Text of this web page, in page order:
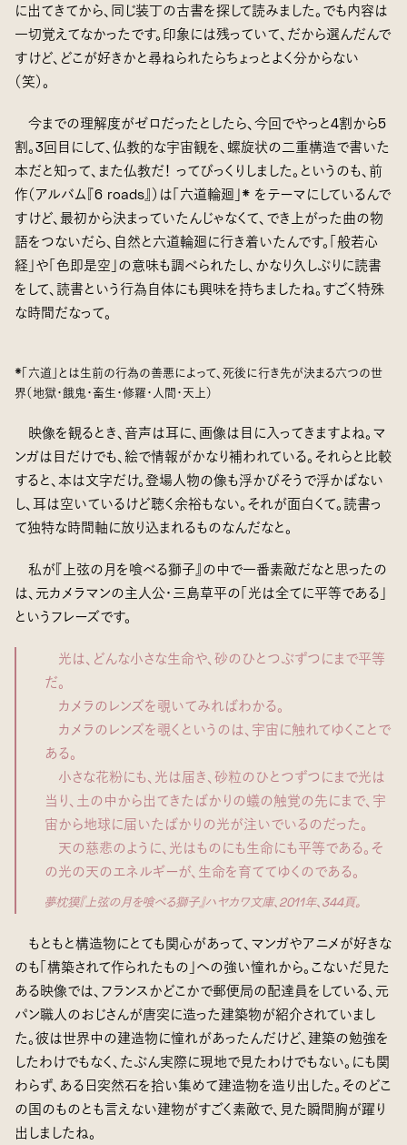
に出てきてから、同じ装丁の古書を探して読みました。でも内容は
一切覚えてなかったです。印象には残っていて、だから選んだんで
すけど、どこが好きかと尋ねられたらちょっとよく分からない
（笑）。
今までの理解度がゼロだったとしたら、今回でやっと4割から5
割。3回目にして、仏教的な宇宙観を、螺旋状の二重構造で書いた
本だと知って、また仏教だ！ ってびっくりしました。というのも、前
作（アルバム『6 roads』）は「六道輪廻」* をテーマにしているんで
すけど、最初から決まっていたんじゃなくて、でき上がった曲の物
語をつないだら、自然と六道輪廻に行き着いたんです。「般若心
経」や「色即是空」の意味も調べられたし、かなり久しぶりに読書
をして、読書という行為自体にも興味を持ちましたね。すごく特殊
な時間だなって。
*「六道」とは生前の行為の善悪によって、死後に行き先が決まる六つの世
界（地獄・餓鬼・畜生・修羅・人間・天上）
映像を観るとき、音声は耳に、画像は目に入ってきますよね。マ
ンガは目だけでも、絵で情報がかなり補われている。それらと比較
すると、本は文字だけ。登場人物の像も浮かびそうで浮かばない
し、耳は空いているけど聴く余裕もない。それが面白くて。読書っ
て独特な時間軸に放り込まれるものなんだなと。
私が『上弦の月を喰べる獅子』の中で一番素敵だなと思ったの
は、元カメラマンの主人公・三島草平の「光は全てに平等である」
というフレーズです。
光は、どんな小さな生命や、砂のひとつぶずつにまで平等
だ。
カメラのレンズを覗いてみればわかる。
カメラのレンズを覗くというのは、宇宙に触れてゆくことで
ある。
小さな花粉にも、光は届き、砂粒のひとつずつにまで光は
当り、土の中から出てきたばかりの蟻の触覚の先にまで、宇
宙から地球に届いたばかりの光が注いでいるのだった。
天の慈悲のように、光はものにも生命にも平等である。そ
の光の天のエネルギーが、生命を育ててゆくのである。
夢枕獏『上弦の月を喰べる獅子』ハヤカワ文庫、2011年、344頁。
もともと構造物にとても関心があって、マンガやアニメが好きな
のも「構築されて作られたもの」への強い憧れから。こないだ見た
ある映像では、フランスかどこかで郵便局の配達員をしている、元
パン職人のおじさんが唐突に造った建築物が紹介されていまし
た。彼は世界中の建造物に憧れがあったんだけど、建築の勉強を
したわけでもなく、たぶん実際に現地で見たわけでもない。にも関
わらず、ある日突然石を拾い集めて建造物を造り出した。そのどこ
の国のものとも言えない建物がすごく素敵で、見た瞬間胸が躍り
出しましたね。